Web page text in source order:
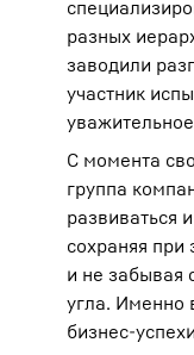
разных
заводили
участник
С момента
группа
развиваться
сохраняя при
и не забывая
угла. Именно
бизнес-